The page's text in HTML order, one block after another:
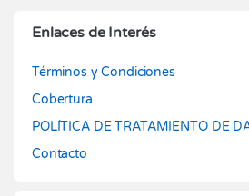
Enlaces de Interés
Términos y Condiciones
Cobertura
POLÍTICA DE TRATAMIENTO DE
Contacto